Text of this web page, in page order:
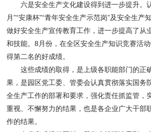
六是安全生产文化建设得到进一步提升。
月”“安康杯”“青年安全生产示范岗”及安全生产
做好安全生产宣传教育工作，进一步提高了从
和技能。8月份，在全区安全生产知识竞赛活
得第二名的好成绩。
这些成绩的取得，是上级各职能部门的正
果，是园区党工委、管委会认真贯彻落实国务
全生产工作的部署和要求，强化责任抓监管，
重视、不懈努力的结果，也是各企业广大干部
作的结果。